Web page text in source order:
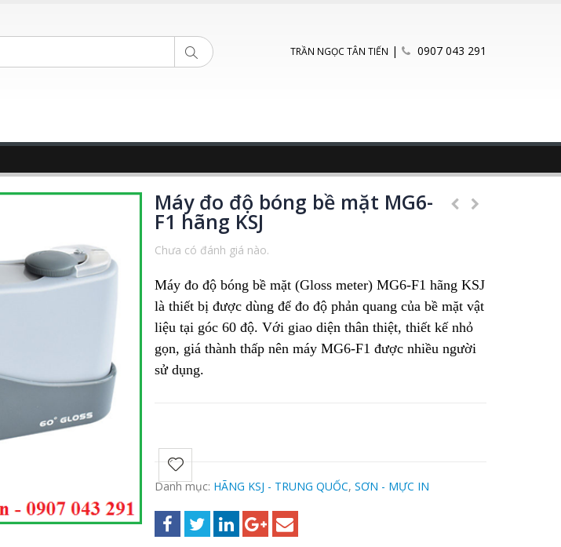
TRẦN NGỌC TÂN TIẾN | 0907 043 291
Máy đo độ bóng bề mặt MG6-
F1 hãng KSJ
Chưa có đánh giá nào.
Máy đo độ bóng bề mặt (Gloss meter) MG6-F1 hãng KSJ
là thiết bị được dùng để đo độ phản quang của bề mặt vật
liệu tại góc 60 độ. Với giao diện thân thiệt, thiết kế nhỏ
gọn, giá thành thấp nên máy MG6-F1 được nhiều người
sử dụng.
Danh mục: HÃNG KSJ - TRUNG QUỐC,SƠN - MỰC IN